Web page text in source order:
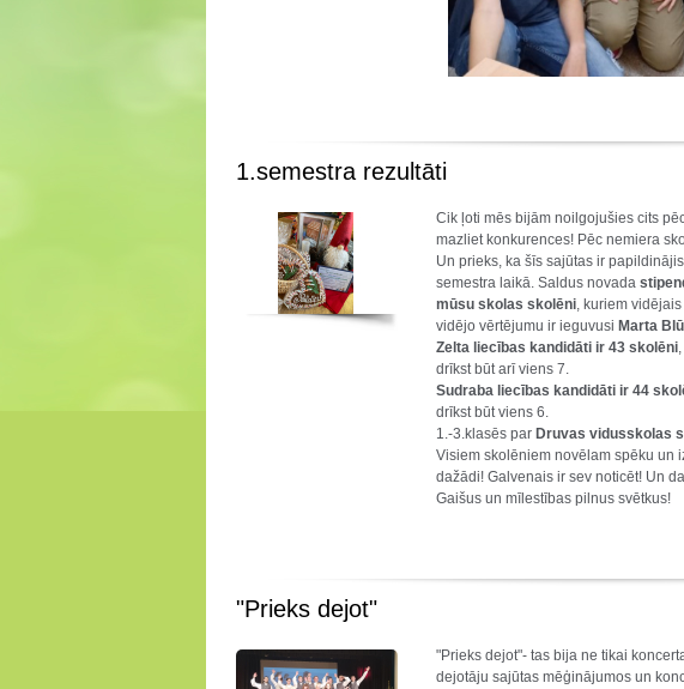
1.semestra rezultāti
Cik ļoti mēs bijām noilgojušies cits
mazliet konkurences! Pēc nemiera
Un prieks, ka šīs sajūtas ir
semestra laikā. Saldus novada
mūsu skolas skolēni, kuriem
vidējo vērtējumu ir ieguvusi Marta
Zelta liecības kandidāti ir 43 skolēni
drīkst būt arī viens 7.
Sudraba liecības kandidāti ir 44
drīkst būt viens 6.
1.-3.klasēs par Druvas vidusskolas
Visiem skolēniem novēlam spēku un
dažādi! Galvenais ir sev noticēt! Un
Gaišus un mīlestības pilnus svētkus!
"Prieks dejot"
"Prieks dejot"- tas bija ne tikai
dejotāju sajūtas mēģinājumos un